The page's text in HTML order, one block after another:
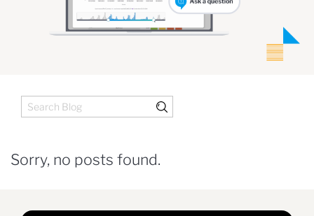
Sorry, no posts found.